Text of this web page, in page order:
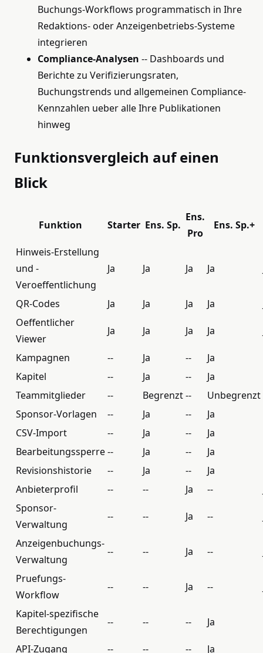
Buchungs-Workflows programmatisch in Ihre
Redaktions- oder Anzeigenbetriebs-Systeme
integrieren
Compliance-Analysen -- Dashboards und
Berichte zu Verifizierungsraten,
Buchungstrends und allgemeinen Compliance-
Kennzahlen ueber alle Ihre Publikationen
hinweg
Funktionsvergleich auf einen
Blick
Funktion Starter Ens. Sp.
Ens.
Pro
Ens. Sp.+
Hinweis-Erstellung
und -
Veroeffentlichung
Ja Ja Ja Ja
QR-Codes Ja Ja Ja
Ja
Oeffentlicher
Viewer
Ja Ja Ja Ja
Kampagnen -- Ja --
Ja
Kapitel
-- Ja --
Ja
Teammitglieder
-- Begrenzt--
Unbegrenzt
Sponsor-Vorlagen
-- Ja --
Ja
CSV-Import
-- Ja --
Ja
Bearbeitungssperre-- Ja --
Ja
Revisionshistorie
-- Ja --
Ja
Anbieterprofil
-- -- Ja
--
Sponsor-
Verwaltung
-- -- Ja --
Anzeigenbuchungs-
Verwaltung
-- -- Ja --
Pruefungs-
Workflow
-- -- Ja --
Kapitel-spezifische
Berechtigungen
-- -- -- Ja
API-Zugang -- -- -- Ja